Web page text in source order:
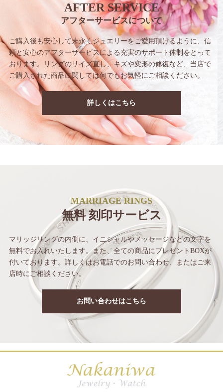
AFTER SERVICE
アフターサービスについて
ご購入後も安心して末永くジュエリーをご愛用頂けるように、信
頼と安心のアフターサービスによる充実のサポート体制をとって
おります。
リングのサイズ直し、キズや変形の修復など、 当店で
ご購入された商品に関しては何でもお気軽にご相談ください。
詳しくはこちら
MARRIAGE RINGS
無料 刻印サービス
マリッジリングの内側に、イニシャルやメッセージなどの文字を
無料でお入れいたします。また、全ての商品にプレゼントBOXが
付いております。詳しくはお電話でのお問い合わせ、
またはご来
店時にご相談ください。
お問い合わせはこちら